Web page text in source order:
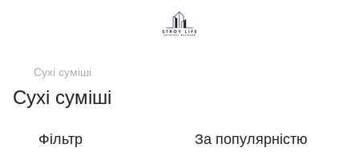
Сухі суміші
Сухі суміші
Фільтр За популярністю